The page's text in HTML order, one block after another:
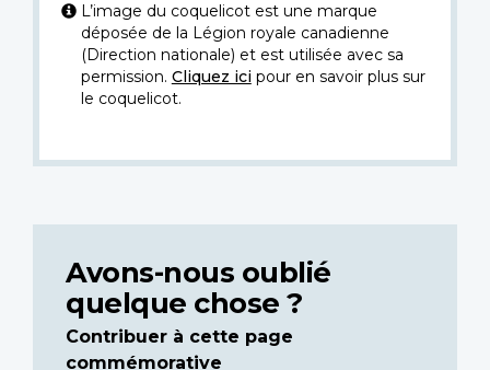
L’image du coquelicot est une marque
déposée de la Légion royale canadienne
(Direction nationale) et est utilisée avec sa
permission. Cliquez icipour en savoir plus sur
le coquelicot.
Avons-nous oublié
quelque chose ?
Contribuer à cette page
commémorative